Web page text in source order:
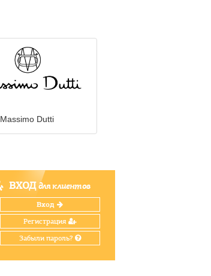
Massimo Dutti
ВХОДдля клиентов
Вход
Регистрация
Забыли пароль?